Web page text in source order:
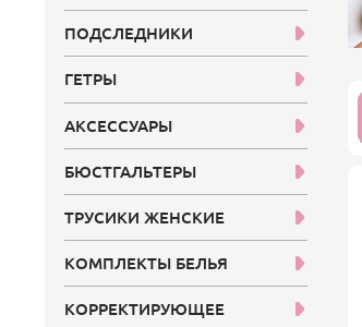
ПОДСЛЕДНИКИ
ГЕТРЫ
АКСЕССУАРЫ
БЮСТГАЛЬТЕРЫ
ТРУСИКИ ЖЕНСКИЕ
КОМПЛЕКТЫ БЕЛЬЯ
КОРРЕКТИРУЮЩЕЕ